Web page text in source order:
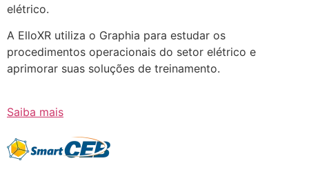
elétrico.
A ElloXR utiliza o Graphia para estudar os
procedimentos operacionais do setor elétrico e
aprimorar suas soluções de treinamento.
Saiba mais